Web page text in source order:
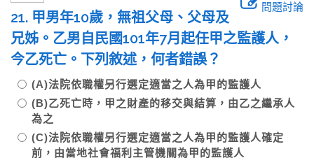
問題討論
21. 甲男年10歲，無祖父母、父母及
兄姊。乙男自民國101年7月起任甲之監護人，
今乙死亡。下列敘述，何者錯誤？
(A)法院依職權另行選定適當之人為甲的監護人
(B)乙死亡時，甲之財產的移交與結算，由乙之繼承人
為之
(C)法院依職權另行選定適當之人為甲的監護人確定
前，由當地社會福利主管機關為甲的監護人